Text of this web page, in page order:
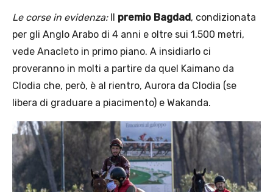
Le corse in evidenza: Il premio Bagdad, condizionata
per gli Anglo Arabo di 4 anni e oltre sui 1.500 metri,
vede Anacleto in primo piano. A insidiarlo ci
proveranno in molti a partire da quel Kaimano da
Clodia che, però, è al rientro, Aurora da Clodia (se
libera di graduare a piacimento) e Wakanda.